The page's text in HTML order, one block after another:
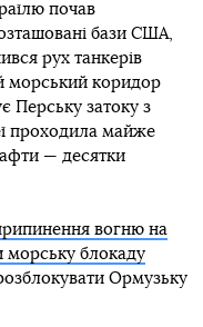
почав
бази США,
рух танкерів
морський коридор
Перську затоку з
проходила майже
— десятки
вогню на
блокаду
Ормузьку